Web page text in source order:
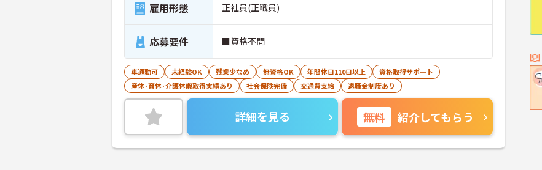
雇用形態 正社員(正職員)
応募要件 ■資格不問
車通勤可 未経験OK 残業少なめ 無資格OK 年間休日110日以上
資格取得サポート
産休･育休･介護休暇取得実績あり
社会保険完備 交通費支給 退職金制度あり
詳細を見る 無料 紹介してもらう